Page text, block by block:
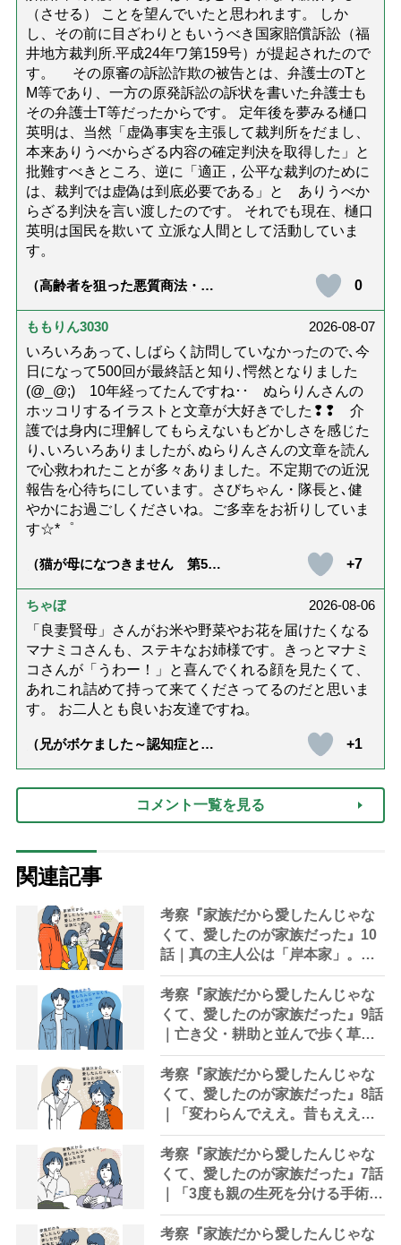
（させる） ことを望んでいたと思われます。 しか
し、その前に目ざわりともいうべき国家賠償訴訟（福
井地方裁判所.平成24年ワ第159号）が提起されたので
す。 その原審の訴訟詐欺の被告とは、弁護士のTと
M等であり、一方の原発訴訟の訴状を書いた弁護士も
その弁護士T等だったからです。 定年後を夢みる樋口
英明は、当然「虚偽事実を主張して裁判所をだまし、
本来ありうべからざる内容の確定判決を取得した」と
批難すべきところ、逆に「適正，公平な裁判のために
は、裁判では虚偽は到底必要である」と ありうべか
らざる判決を言い渡したのです。 それでも現在、樋口
英明は国民を欺いて 立派な人間として活動していま
す。
（高齢者を狙った悪質商法・訪
ないための4つの対策「騙されや
すい人の特徴は？」【社会福祉
0
ももりん3030
2026-08-07
いろいろあって､しばらく訪問していなかったので､今
日になって500回が最終話と知り､愕然となりました
(@_@;) 10年経ってたんですね･･ ぬらりんさんの
ホッコリするイラストと文章が大好きでした❢❢ 介
護では身内に理解してもらえないもどかしさを感じた
り､いろいろありましたが､ぬらりんさんの文章を読ん
で心救われたことが多々ありました。不定期での近況
報告を心待ちにしています。さびちゃん・隊長と､健
やかにお過ごしくださいね。ご多幸をお祈りしていま
す☆*゜
（猫が母になつきません 第500
+7
ちゃぼ
2026-08-06
「良妻賢母」さんがお米や野菜やお花を届けたくなる
マナミコさんも、ステキなお姉様です。きっとマナミ
コさんが「うわー！」と喜んでくれる顔を見たくて、
あれこれ詰めて持って来てくださってるのだと思いま
す。 お二人とも良いお友達ですね。
（兄がボケました～認知症と介
達』が届きました」）
+1
コメント一覧を見る
関連記事
考察『家族だから愛したんじゃな
くて、愛したのが家族だった』10
話｜真の主人公は「岸本家」。演
技派俳優・河合優実の誕生を見届
けた幸せ
考察『家族だから愛したんじゃな
くて、愛したのが家族だった』9話
｜亡き父・耕助と並んで歩く草太
「パパ、この道でええ？」
考察『家族だから愛したんじゃな
くて、愛したのが家族だった』8話
｜「変わらんでええ。昔もええ。
今もええ。一生懸命食べて、一生
懸命生きてれば、それでええ」
考察『家族だから愛したんじゃな
くて、愛したのが家族だった』7話
｜「3度も親の生死を分ける手術に
娘を立ち会わせるなんて」
考察『家族だから愛したんじゃな